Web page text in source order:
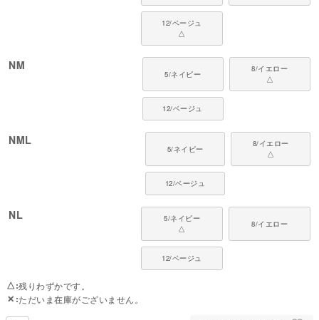
12/ベージュ
△
NM
5/ネイビー
8/イエロー
△
12/ベージュ
NML
5/ネイビー
8/イエロー
△
12/ベージュ
NL
5/ネイビー
△
8/イエロー
12/ベージュ
△ 残りわずかです。
✕ ただいま在庫がございません。